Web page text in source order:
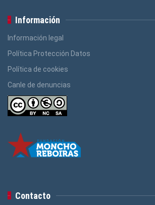
Información
Información legal
Política Protección Datos
Política de cookies
Canle de denuncias
Contacto